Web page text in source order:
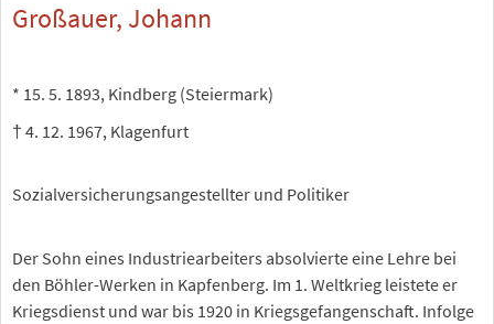
Großauer, Johann
* 15. 5. 1893, Kindberg (Steiermark)
† 4. 12. 1967, Klagenfurt
Sozialversicherungsangestellter und Politiker
Der Sohn eines Industriearbeiters absolvierte eine Lehre bei
den Böhler-Werken in Kapfenberg. Im 1. Weltkrieg leistete er
Kriegsdienst und war bis 1920 in Kriegsgefangenschaft. Infolge